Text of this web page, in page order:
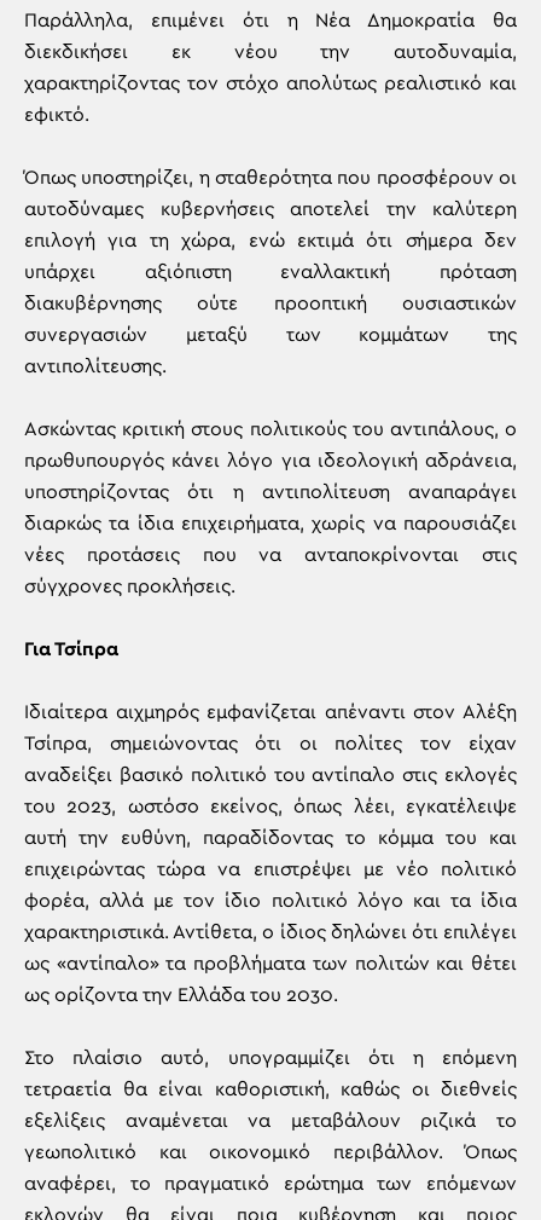
Παράλληλα, επιμένει ότι η Νέα Δημοκρατία θα
διεκδικήσει εκ νέου την αυτοδυναμία,
χαρακτηρίζοντας τον στόχο απολύτως ρεαλιστικό και
εφικτό.
Όπως υποστηρίζει, η σταθερότητα που προσφέρουν οι
αυτοδύναμες κυβερνήσεις αποτελεί την καλύτερη
επιλογή για τη χώρα, ενώ εκτιμά ότι σήμερα δεν
υπάρχει αξιόπιστη εναλλακτική πρόταση
διακυβέρνησης ούτε προοπτική ουσιαστικών
συνεργασιών μεταξύ των κομμάτων της
αντιπολίτευσης.
Ασκώντας κριτική στους πολιτικούς του αντιπάλους, ο
πρωθυπουργός κάνει λόγο για ιδεολογική αδράνεια,
υποστηρίζοντας ότι η αντιπολίτευση αναπαράγει
διαρκώς τα ίδια επιχειρήματα, χωρίς να παρουσιάζει
νέες προτάσεις που να ανταποκρίνονται στις
σύγχρονες προκλήσεις.
Για Τσίπρα
Ιδιαίτερα αιχμηρός εμφανίζεται απέναντι στον Αλέξη
Τσίπρα, σημειώνοντας ότι οι πολίτες τον είχαν
αναδείξει βασικό πολιτικό του αντίπαλο στις εκλογές
του 2023, ωστόσο εκείνος, όπως λέει, εγκατέλειψε
αυτή την ευθύνη, παραδίδοντας το κόμμα του και
επιχειρώντας τώρα να επιστρέψει με νέο πολιτικό
φορέα, αλλά με τον ίδιο πολιτικό λόγο και τα ίδια
χαρακτηριστικά. Αντίθετα, ο ίδιος δηλώνει ότι επιλέγει
ως «αντίπαλο» τα προβλήματα των πολιτών και θέτει
ως ορίζοντα την Ελλάδα του 2030.
Στο πλαίσιο αυτό, υπογραμμίζει ότι η επόμενη
τετραετία θα είναι καθοριστική, καθώς οι διεθνείς
εξελίξεις αναμένεται να μεταβάλουν ριζικά το
γεωπολιτικό και οικονομικό περιβάλλον. Όπως
αναφέρει, το πραγματικό ερώτημα των επόμενων
εκλογών θα είναι ποια κυβέρνηση και ποιος